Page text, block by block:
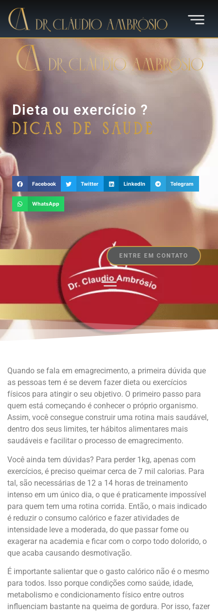
Dieta ou exercício ?
Dicas de Saúde
Facebook Twitter LinkedIn Telegram
WhatsApp
ENTRE EM CONTATO
Quando se fala em emagrecimento, a primeira dúvida que
as pessoas tem é se devem fazer dieta ou exercícios
físicos para atingir o seu objetivo. O primeiro passo para
quem está começando é conhecer o próprio organismo.
Assim, você consegue construir uma rotina mais saudável,
dentro dos seus limites, ter hábitos alimentares mais
saudáveis e facilitar o processo de emagrecimento.
Você ainda tem dúvidas? Para perder 1kg, apenas com
exercícios, é preciso queimar cerca de 7 mil calorias. Para
tal, são necessárias de 12 a 14 horas de treinamento
intenso em um único dia, o que é praticamente impossível
para quem tem uma rotina corrida. Então, o mais indicado
é reduzir o consumo calórico e fazer atividades de
intensidade leve a moderada, do que passar fome ou
exagerar na academia e ficar com o corpo todo dolorido, o
que acaba causando desmotivação.
É importante salientar que o gasto calórico não é o mesmo
para todos. Isso porque condições como saúde, idade,
metabolismo e condicionamento físico entre outros
influenciam bastante na queima de gordura. Por isso, fazer